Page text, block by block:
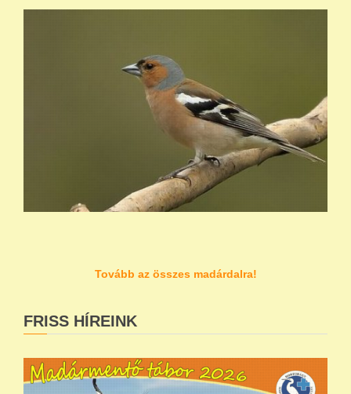
Tovább az összes madárdalra!
FRISS HÍREINK